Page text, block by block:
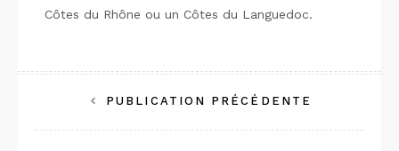
Côtes du Rhône ou un Côtes du Languedoc.
Navigation
de
PUBLICATION PRÉCÉDENTE